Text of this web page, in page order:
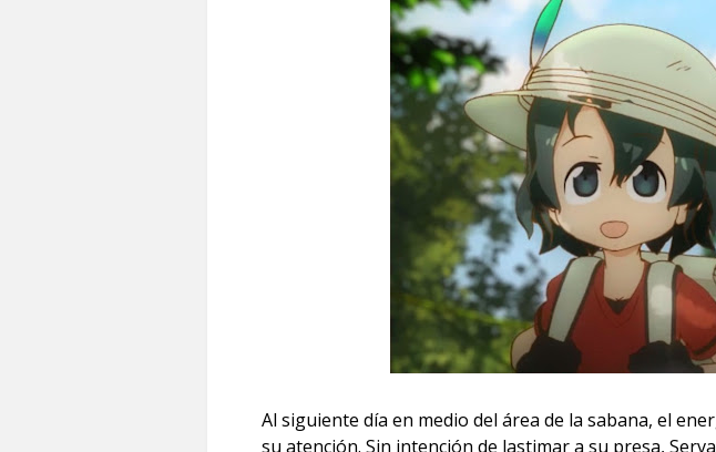
Al siguiente día en medio del área de la sabana, el
su atención. Sin intención de lastimar a su presa,